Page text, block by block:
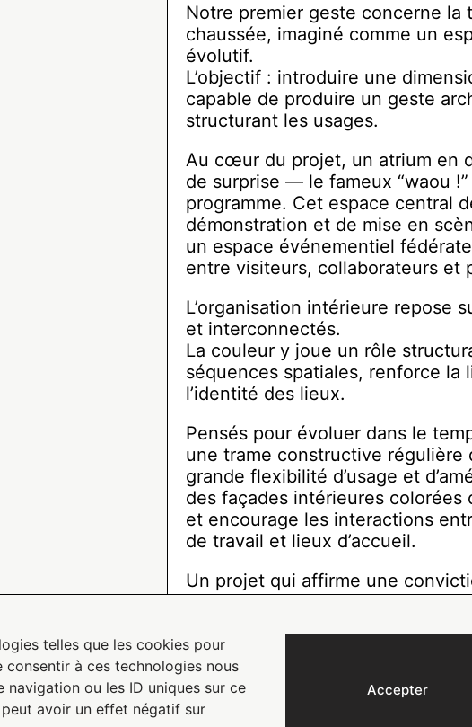
telles que les cookies pour
à ces technologies nous
ou les ID uniques sur ce
avoir un effet négatif sur
Accepter
Notre premier geste concerne la
chaussée, imaginé comme un
évolutif.
L’objectif : introduire une
capable de produire un geste
structurant les usages.
Au cœur du projet, un atrium en
de surprise — le fameux “waou
programme. Cet espace central
démonstration et de mise en
un espace événementiel
entre visiteurs, collaborateurs et
L’organisation intérieure repose
et interconnectés.
La couleur y joue un rôle
séquences spatiales, renforce la
l’identité des lieux.
Pensés pour évoluer dans le
une trame constructive régulière
grande flexibilité d’usage et
des façades intérieures
et encourage les interactions
de travail et lieux d’accueil.
Un projet qui affirme une
un véritable outil de